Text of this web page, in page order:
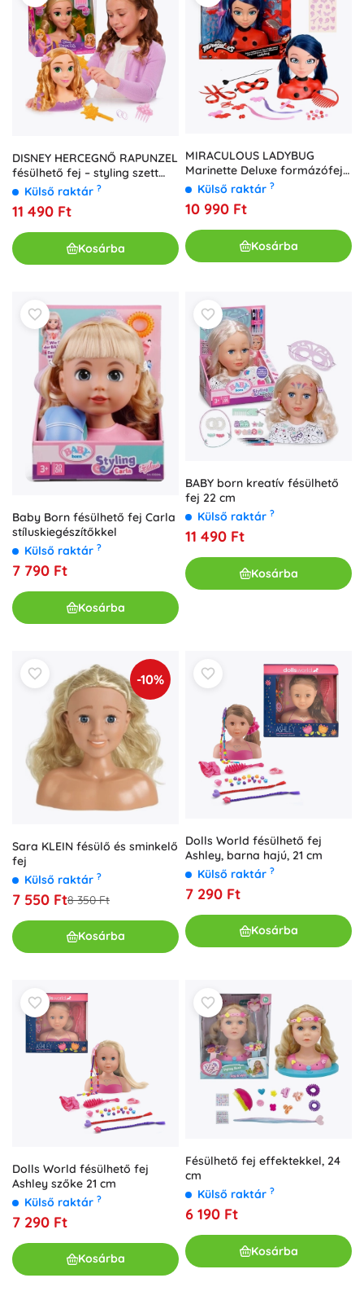
DISNEY HERCEGNŐ RAPUNZEL
fésülhető fej – styling szett
kiegészítőkkel
Külső raktár ?
11 490 Ft
Kosárba
MIRACULOUS LADYBUG
Marinette Deluxe formázófej
kiegészítőkkel
Külső raktár ?
10 990 Ft
Kosárba
Baby Born fésülhető fej Carla
stíluskiegészítőkkel
Külső raktár ?
7 790 Ft
Kosárba
BABY born kreatív fésülhető
fej 22 cm
Külső raktár ?
11 490 Ft
Kosárba
-10%
Sara KLEIN fésülő és sminkelő
fej
Külső raktár ?
7 550 Ft8 350 Ft
Kosárba
Dolls World fésülhető fej
Ashley, barna hajú, 21 cm
Külső raktár ?
7 290 Ft
Kosárba
Dolls World fésülhető fej
Ashley szőke 21 cm
Külső raktár ?
7 290 Ft
Kosárba
Fésülhető fej effektekkel, 24
cm
Külső raktár ?
6 190 Ft
Kosárba